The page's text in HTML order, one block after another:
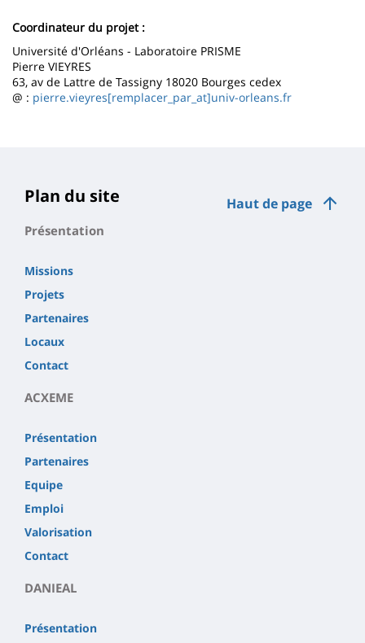
content
Contenu
de
la
page
Coordinateur du projet :
Université d'Orléans - Laboratoire PRISME
Pierre VIEYRES
63, av de Lattre de Tassigny 18020 Bourges cedex
@ : pierre.vieyres[remplacer_par_at]univ-orleans.fr
Haut de page
Plan du site
Présentation
Missions
Projets
Partenaires
Locaux
Contact
ACXEME
Présentation
Partenaires
Equipe
Emploi
Valorisation
Contact
DANIEAL
Présentation